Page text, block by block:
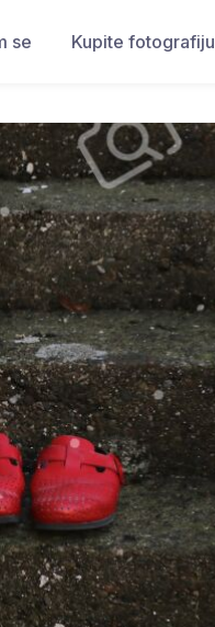
se Kupite fotografiju